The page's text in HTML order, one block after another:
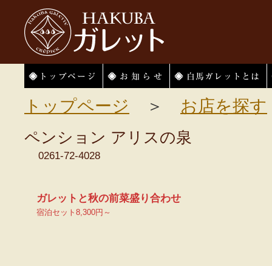
トップページ ＞ お店を探す
ペンション アリスの泉
0261-72-4028
ガレットと秋の前菜盛り合わせ
宿泊セット8,300円～